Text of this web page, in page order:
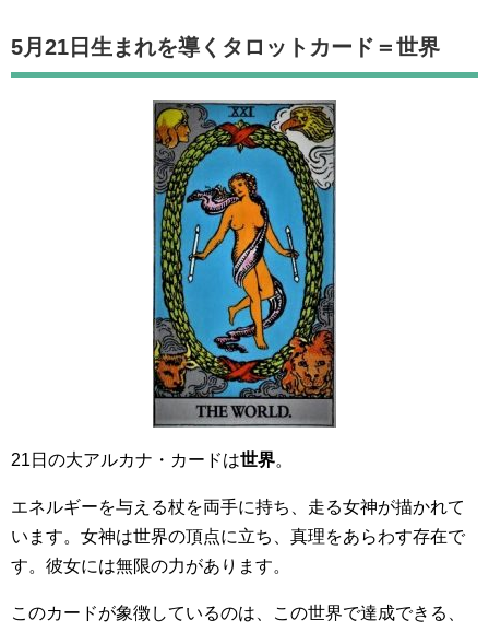
5月21日生まれを導くタロットカード ＝世界
21日の大アルカナ・カードは世界。
エネルギーを与える杖を両手に持ち、走る女神が描かれて
います。女神は世界の頂点に立ち、真理をあらわす存在で
す。彼女には無限の力があります。
このカードが象徴しているのは、この世界で達成できる、